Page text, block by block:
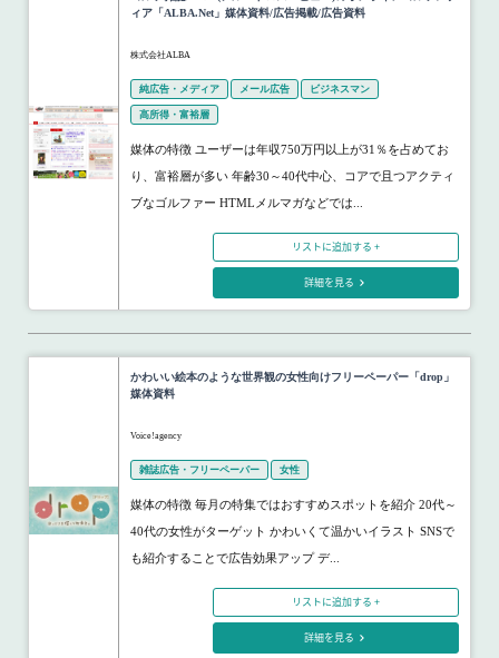
ィア「ALBA.Net」媒体資料/広告掲載/広告資料
株式会社ALBA
純広告・メディア メール広告 ビジネスマン
高所得・富裕層
媒体の特徴 ユーザーは年収750万円以上が31％を占めてお
り、富裕層が多い 年齢30～40代中心、コアで且つアクティ
ブなゴルファー HTMLメルマガなどでは...
リストに追加する +
詳細を見る
かわいい絵本のような世界観の女性向けフリーペーパー「drop」
媒体資料
Voice!agency
雑誌広告・フリーペーパー 女性
媒体の特徴 毎月の特集ではおすすめスポットを紹介 20代～
40代の女性がターゲット かわいくて温かいイラスト SNSで
も紹介することで広告効果アップ デ...
リストに追加する +
詳細を見る